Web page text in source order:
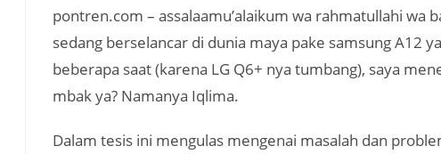
pontren.com – assalaamu’alaikum wa rahmatullahi wa
sedang berselancar di dunia maya pake samsung A12
beberapa saat (karena LG Q6+ nya tumbang), saya
mbak ya? Namanya Iqlima.
Dalam tesis ini mengulas mengenai masalah dan